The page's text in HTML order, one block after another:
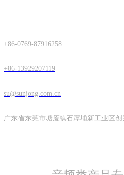
+86-0769-87916258
+86-13929207119
su@sunjong.com.cn
广东省东莞市塘厦镇石潭埔新工业区创